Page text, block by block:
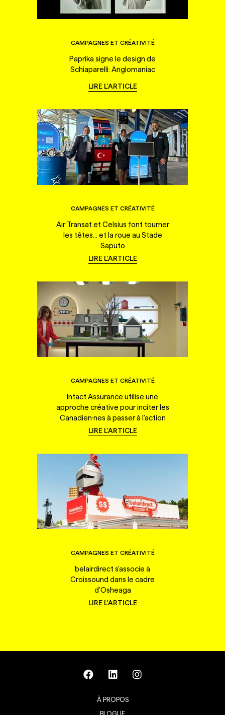
CAMPAGNES ET CRÉATIVITÉ
Paprika signe le design de
Schiaparelli: Anglomaniac
LIRE L'ARTICLE
CAMPAGNES ET CRÉATIVITÉ
Air Transat et Celsius font tourner
les têtes... et la roue au Stade
Saputo
LIRE L'ARTICLE
CAMPAGNES ET CRÉATIVITÉ
Intact Assurance utilise une
approche créative pour inciter les
Canadien·nes à passer à l'action
LIRE L'ARTICLE
CAMPAGNES ET CRÉATIVITÉ
belairdirect s'associe à
Croissound dans le cadre
d'Osheaga
LIRE L'ARTICLE
À PROPOS